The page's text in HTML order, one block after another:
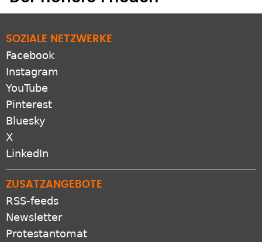
SOZIALE NETZWERKE
Facebook
Instagram
YouTube
Pinterest
Bluesky
X
ZUSATZANGEBOTE
RSS-feeds
Newsletter